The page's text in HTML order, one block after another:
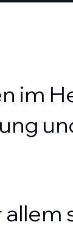
im
allem